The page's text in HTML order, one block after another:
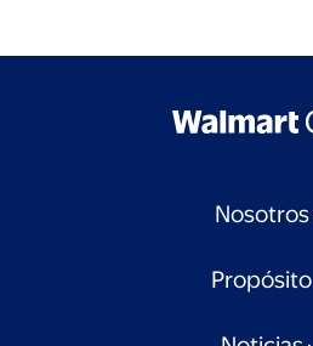
Nosotros
Propósito